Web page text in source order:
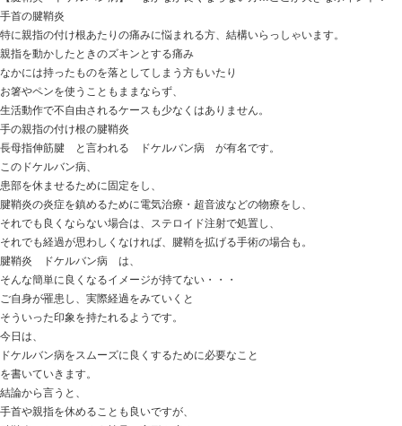
ときた整骨院
https://tokitaseikotsuin.com/ です。
3月ですが、まだ寒い日もあります。
そんな日はネコ達の密着度が高いです。
今日の話は
【マラソン 膝の痛み】 フルマラソン完走できるよう
この時期、マラソン大会が各地であり
レースに向けてトレーニングしているランナーさんの
膝の痛みなどの問題で来て下さる方が多かったりします
病院で診てもらい
靱帯損傷 半月板損傷 などもなく
レントゲンなどで所見がみられないと
膝にストレスが掛かるような走り方になっているのでは
走り過ぎなのでは・・・？
膝を支える筋肉が少ないのでは・・・？